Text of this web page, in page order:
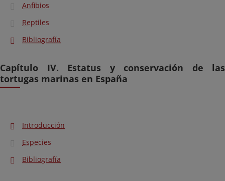
Anfibios
Reptiles
Bibliografía
Capítulo IV. Estatus y conservación de las
tortugas marinas en España
Introducción
Especies
Bibliografía